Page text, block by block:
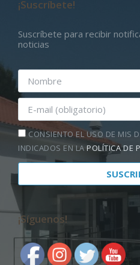
¡Suscríbete!
Suscríbete para recibir
noticias
CONSIENTO EL USO DE MIS
INDICADOS EN LAPOLÍTICA DE
¡Síguenos!